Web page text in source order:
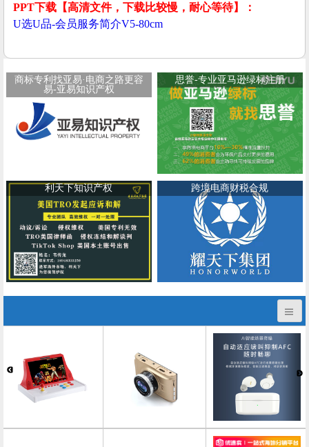
PPT下载【高清文件，下载比较慢，耐心等待】：
U选U品-会员服务简介V5-80cm
商标专利找亚易·电商之路更容
易-亚易知识产权
思誉-专业亚马逊绿标注册
利天下知识产权 跨境电商财税合规